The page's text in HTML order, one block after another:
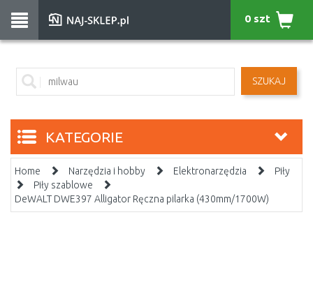
SZUKAJ
0 szt
KATEGORIE
Home Narzędzia i hobby Elektronarzędzia
Piły
Piły szablowe
DeWALT DWE397 Alligator Ręczna pilarka (430mm/1700W)